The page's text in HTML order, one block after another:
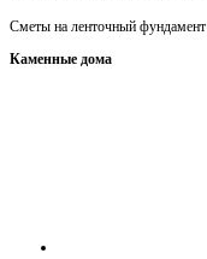
Сметы на ленточный фундамент
Каменные дома